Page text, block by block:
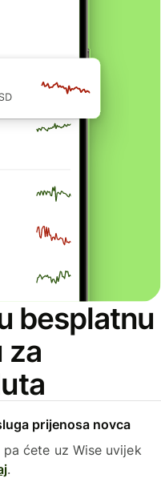
besplatnu
za
prijenosa novca
ćete uz Wise uvijek
.